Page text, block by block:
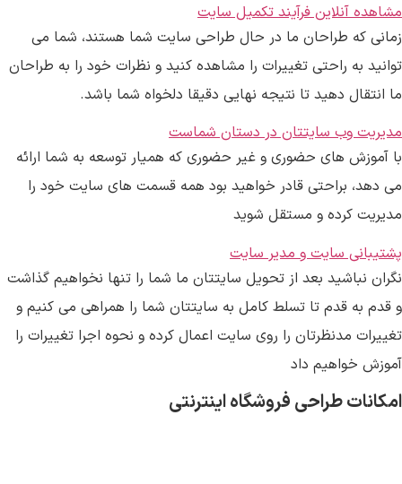
مشاهده آنلاین فرآیند تکمیل سایت
زمانی که طراحان ما در حال طراحی سایت شما هستند، شما می
توانید به راحتی تغییرات را مشاهده کنید و نظرات خود را به طراحان
ما انتقال دهید تا نتیجه نهایی دقیقا دلخواه شما باشد.
مدیریت وب سایتتان در دستان شماست
با آموزش های حضوری و غیر حضوری که همیار توسعه به شما ارائه
می دهد، براحتی قادر خواهید بود همه قسمت های سایت خود را
مدیریت کرده و مستقل شوید
پشتیبانی سایت و مدیر سایت
نگران نباشید بعد از تحویل سایتتان ما شما را تنها نخواهیم گذاشت
و قدم به قدم تا تسلط کامل به سایتتان شما را همراهی می کنیم و
تغییرات مدنظرتان را روی سایت اعمال کرده و نحوه اجرا تغییرات را
آموزش خواهیم داد
امکانات طراحی فروشگاه اینترنتی